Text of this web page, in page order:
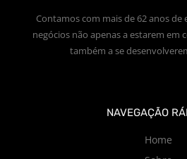
Contamos com mais de 62 anos de
negócios não apenas a estarem em
também a se
NAVEGAÇÃO
Home